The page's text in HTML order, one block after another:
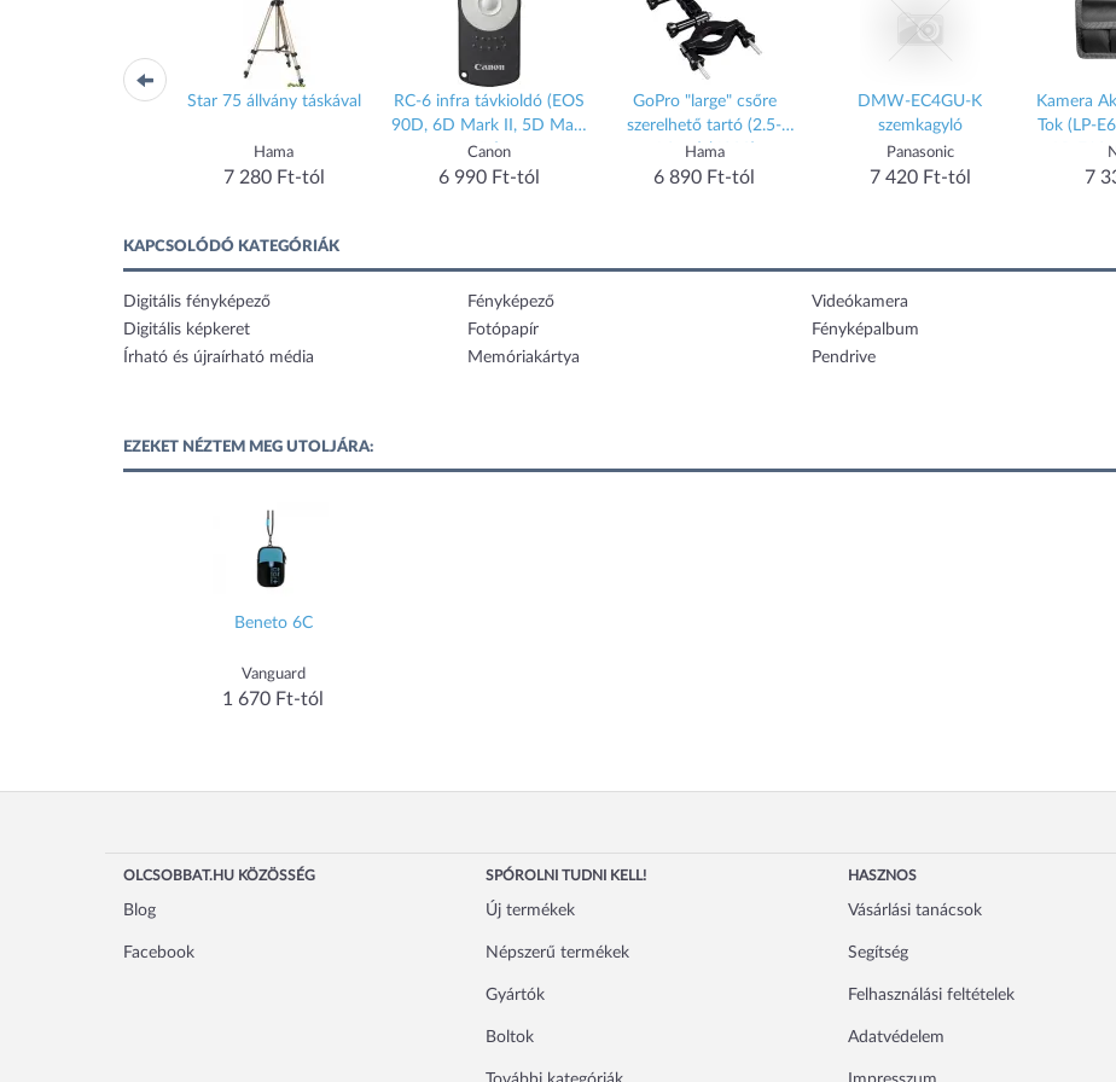
RC-6 infra távkioldó (EOS
GoPro "large" csőre
szerelhető tartó (2.5-
DMW-EC4GU-K
szemkagyló
Kamera Akkumulátor Tartó
Tok (LP-E6, LP-E8, LP-E10,
LP-E12, EN-EL14, EN-
EL15, NP-FW50, F550,
PCK-LM17 LCD védő
(Alpha 5000, 5100, 6000,
6300, 6400, 6600)
KAPCSOLÓDÓ KATEGÓRIÁK
Digitális fényképező Fényképező Videókamera
Digitális képkeret
Fotópapír Fényképalbum
Írható és újraírható média
Memóriakártya Pendrive
EZEKET NÉZTEM MEG UTOLJÁRA:
Beneto 6C
Vanguard
1 670 Ft-tól
OLCSOBBAT.HU KÖZÖSSÉG
Blog
Facebook
SPÓROLNI TUDNI KELL!
Új termékek
Népszerű termékek
Gyártók
Boltok
HASZNOS
Vásárlási tanácsok
Segítség
Felhasználási feltételek
Adatvédelem